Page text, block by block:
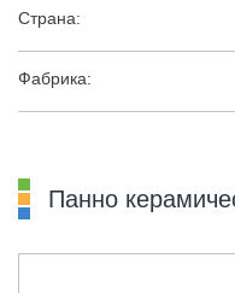
Страна:
Фабрика:
Панно